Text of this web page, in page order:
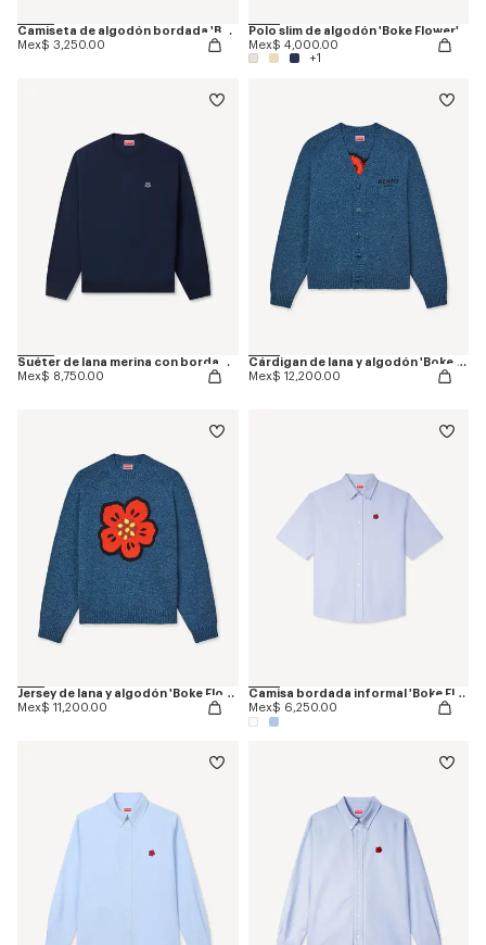
Camiseta de algodón bordada 'Boke Flower'
Mex$ 3,250.00
Polo slim de algodón 'Boke Flower'
Mex$ 4,000.00
+1
Suéter de lana merina con bordado 'Boke Flower'
Mex$ 8,750.00
Cárdigan de lana y algodón 'Boke Flower'
Mex$ 12,200.00
Jersey de lana y algodón 'Boke Flower'
Mex$ 11,200.00
Camisa bordada informal 'Boke Flower'
Mex$ 6,250.00